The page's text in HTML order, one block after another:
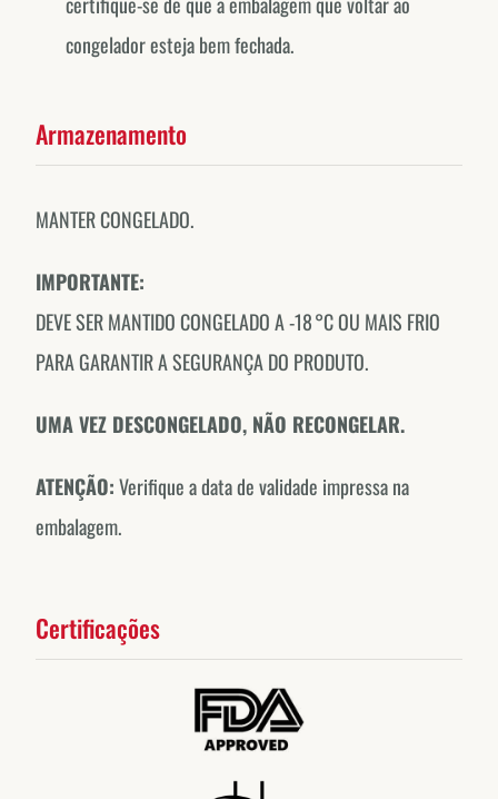
congelador esteja bem fechada.
Armazenamento
MANTER CONGELADO.
IMPORTANTE:
DEVE SER MANTIDO CONGELADO A -18 °C OU MAIS FRIO
PARA GARANTIR A SEGURANÇA DO PRODUTO.
UMA VEZ DESCONGELADO, NÃO RECONGELAR.
ATENÇÃO:Verifique a data de validade impressa na
embalagem.
Certificações